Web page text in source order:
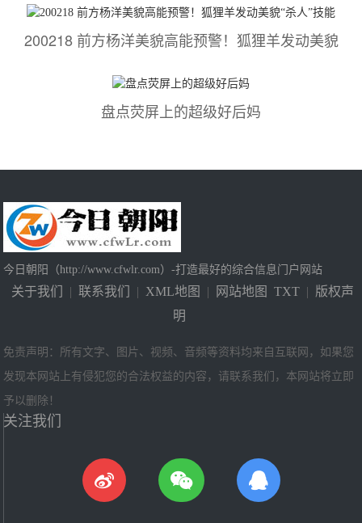
200218 前方杨洋美貌高能预警！狐狸羊发动美貌
盘点荧屏上的超级好后妈
今日朝阳（http://www.cfwlr.com）-打造最好的综合信息门户网站
关于我们 | 联系我们 | XML地图 | 网站地图 TXT | 版权声
明
免责声明：所有文字、图片、视频、音频等资料均来自互联网，如果您
发现本网站上有侵犯您的合法权益的内容，请联系我们，本网站将立即
予以删除！
关注我们